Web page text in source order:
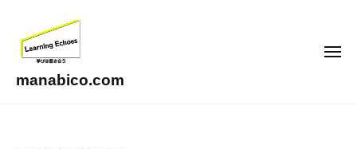
manabico.com
メ